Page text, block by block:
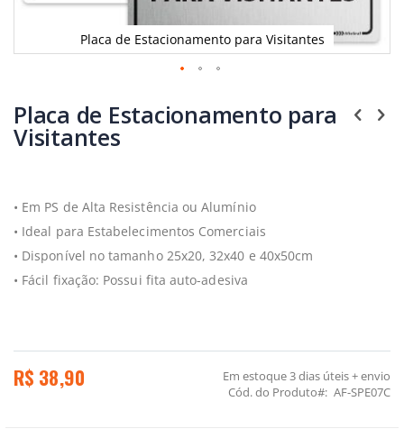
Placa de Estacionamento para Visitantes
para
o
início
imagens
Placa de Estacionamento para
Visitantes
• Em PS de Alta Resistência ou Alumínio
• Ideal para Estabelecimentos Comerciais
• Disponível no tamanho 25x20, 32x40 e 40x50cm
• Fácil fixação: Possui fita auto-adesiva
R$ 38,90 Em estoque3 dias úteis + envio
Cód. do Produto
AF-SPE07C